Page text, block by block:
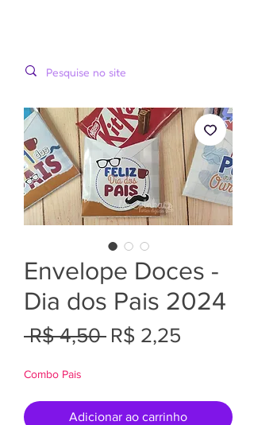
Envelope Doces -
Dia dos Pais 2024
R$ 4,50 Preço
R$ 2,25
Combo Pais
Adicionar ao carrinho